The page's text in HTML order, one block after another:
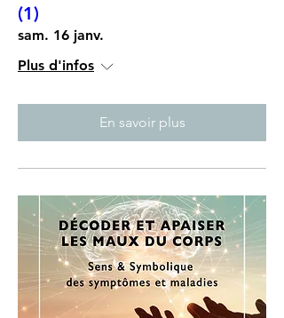
(1)
sam. 16 janv.
Plus d'infos
En savoir plus